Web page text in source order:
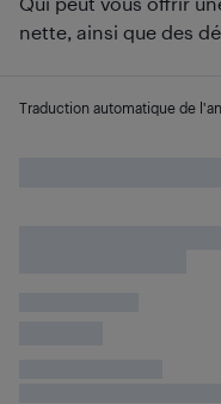
nette, ainsi que des
Traduction automatique de